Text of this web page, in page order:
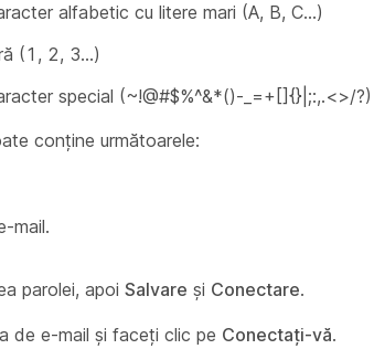
alfabetic cu litere mari (A, B, C…)
(1, 2, 3…)
special (~!@#$%^&*()-_=+[]{}|;:,.<>/?)
conține următoarele:
mail.
parolei, apoi Salvare și Conectare.
de e-mail și faceți clic pe Conectați-vă.